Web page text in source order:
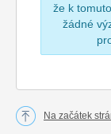
že k
žádné
Na začátek